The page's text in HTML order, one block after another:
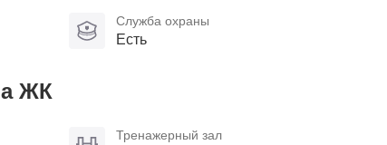
Служба охраны
Есть
ЖК
Тренажерный зал